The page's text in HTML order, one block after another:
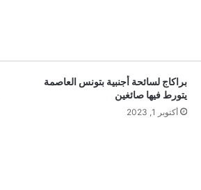
براكاج لسائحة أجنبية بتونس العاصمة
يتورط فيها صائغين
أكتوبر 1, 2023